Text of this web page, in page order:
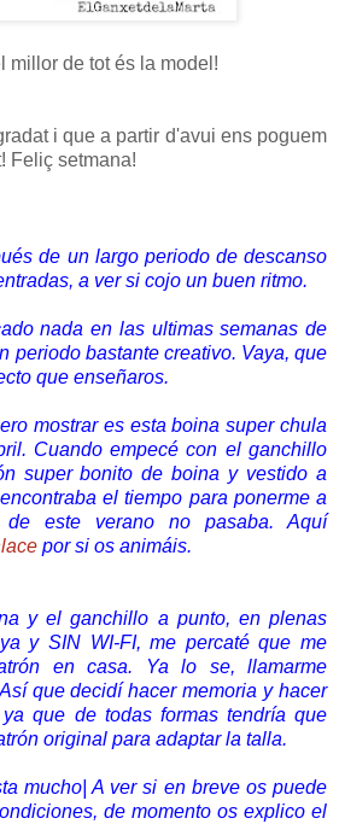
millor de tot és la model!
i que a partir d'avui ens poguem
Feliç setmana!
de un largo periodo de descanso
a ver si cojo un buen ritmo.
nada en las ultimas semanas de
periodo bastante creativo. Vaya, que
que enseñaros.
mostrar es esta boina super chula
Cuando empecé con el ganchillo
super bonito de boina y vestido a
el tiempo para ponerme a
este verano no pasaba. Aquí
por si os animáis.
y el ganchillo a punto, en plenas
y SIN WI-FI, me percaté que me
en casa. Ya lo se, llamarme
que decidí hacer memoria y hacer
que de todas formas tendría que
original para adaptar la talla.
mucho| A ver si en breve os puede
de momento os explico el